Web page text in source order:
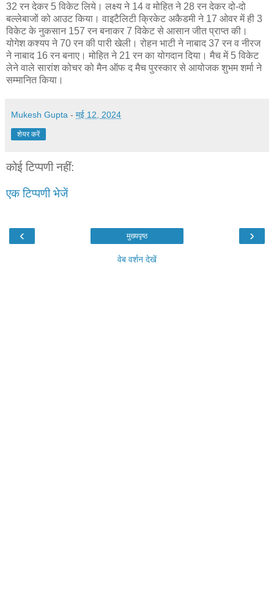
32 रन देकर 5 विकेट लिये। लक्ष्य ने 14 व मोहित ने 28 रन देकर दो-दो
बल्लेबाजों को आउट किया। वाइटैलिटी क्रिकेट अकैडमी ने 17 ओवर में ही 3
विकेट के नुकसान 157 रन बनाकर 7 विकेट से आसान जीत प्राप्त की।
योगेश कश्यप ने 70 रन की पारी खेली। रोहन भाटी ने नाबाद 37 रन व नीरज
ने नाबाद 16 रन बनाए। मोहित ने 21 रन का योगदान दिया। मैच में 5 विकेट
लेने वाले सारांश कोचर को मैन ऑफ द मैच पुरस्कार से आयोजक शुभम शर्मा ने
सम्मानित किया।
Mukesh Gupta - मई 12, 2024
शेयर करें
कोई टिप्पणी नहीं:
एक टिप्पणी भेजें
‹ ›
मुख्यपृष्ठ
वेब वर्शन देखें